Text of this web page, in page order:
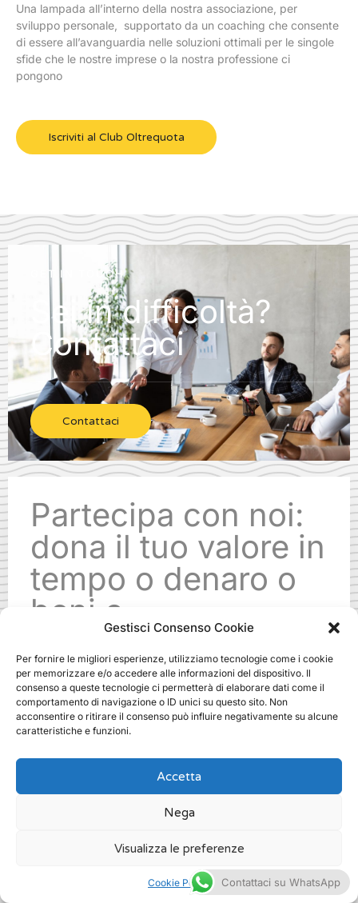
Gestisci Consenso Cookie
Per fornire le migliori esperienze, utilizziamo tecnologie come i cookie
per memorizzare e/o accedere alle informazioni del dispositivo. Il
consenso a queste tecnologie ci permetterà di elaborare dati come il
comportamento di navigazione o ID unici su questo sito. Non
acconsentire o ritirare il consenso può influire negativamente su alcune
caratteristiche e funzioni.
Accetta
Nega
Visualizza le preferenze
Cookie Policy
Una lampada all’interno della nostra associazione, per
sviluppo personale, supportato da un coaching che consente
di essere all’avanguardia nelle soluzioni ottimali per le singole
sfide che le nostre imprese o la nostra professione ci
pongono
Iscriviti al Club Oltrequota
GET IN TOUCH
Sei in difficoltà?
Contattaci
Contattaci
Partecipa con noi:
dona il tuo valore in
tempo o denaro o
beni o
specializzazioni.
Ti aspettiamo!
agenzia fundraising come funziona
Contattaci su WhatsApp